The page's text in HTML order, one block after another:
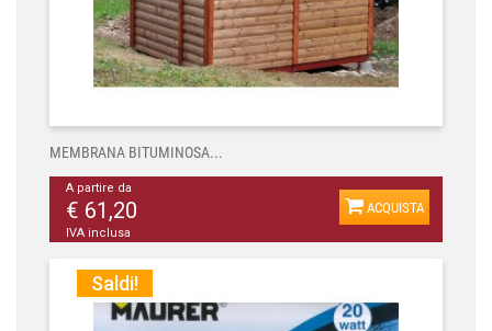
MEMBRANA BITUMINOSA...
A partire da
€ 61,20
IVA inclusa
ACQUISTA
Saldi!